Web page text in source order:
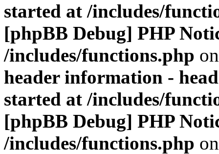
started at /includes/
[phpBB Debug] PHP
/includes/functions.php
header information -
started at /includes/
[phpBB Debug] PHP
/includes/functions.php